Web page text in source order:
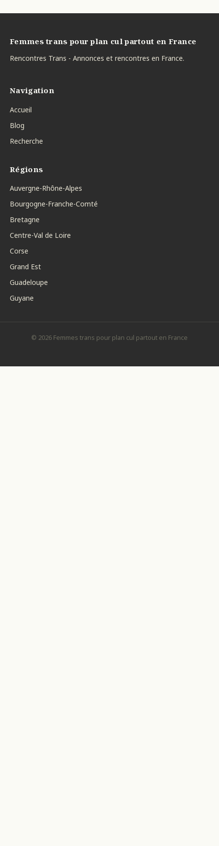
Femmes trans pour plan cul partout en France
Rencontres Trans - Annonces et rencontres en France.
Navigation
Accueil
Blog
Recherche
Régions
Auvergne-Rhône-Alpes
Bourgogne-Franche-Comté
Bretagne
Centre-Val de Loire
Corse
Grand Est
Guadeloupe
Guyane
© 2026 Femmes trans pour plan cul partout en France